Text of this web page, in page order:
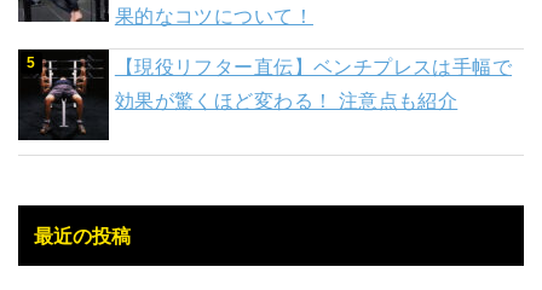
果的なコツについて！
【現役リフター直伝】ベンチプレスは手幅で
効果が驚くほど変わる！ 注意点も紹介
最近の投稿